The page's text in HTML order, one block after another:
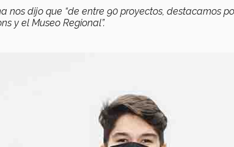
nos dijo que “de entre 90 proyectos, destacamos
y el Museo Regional”.